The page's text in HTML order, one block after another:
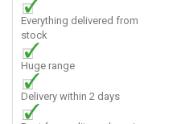
Everything delivered from
stock
Huge range
Delivery within 2 days